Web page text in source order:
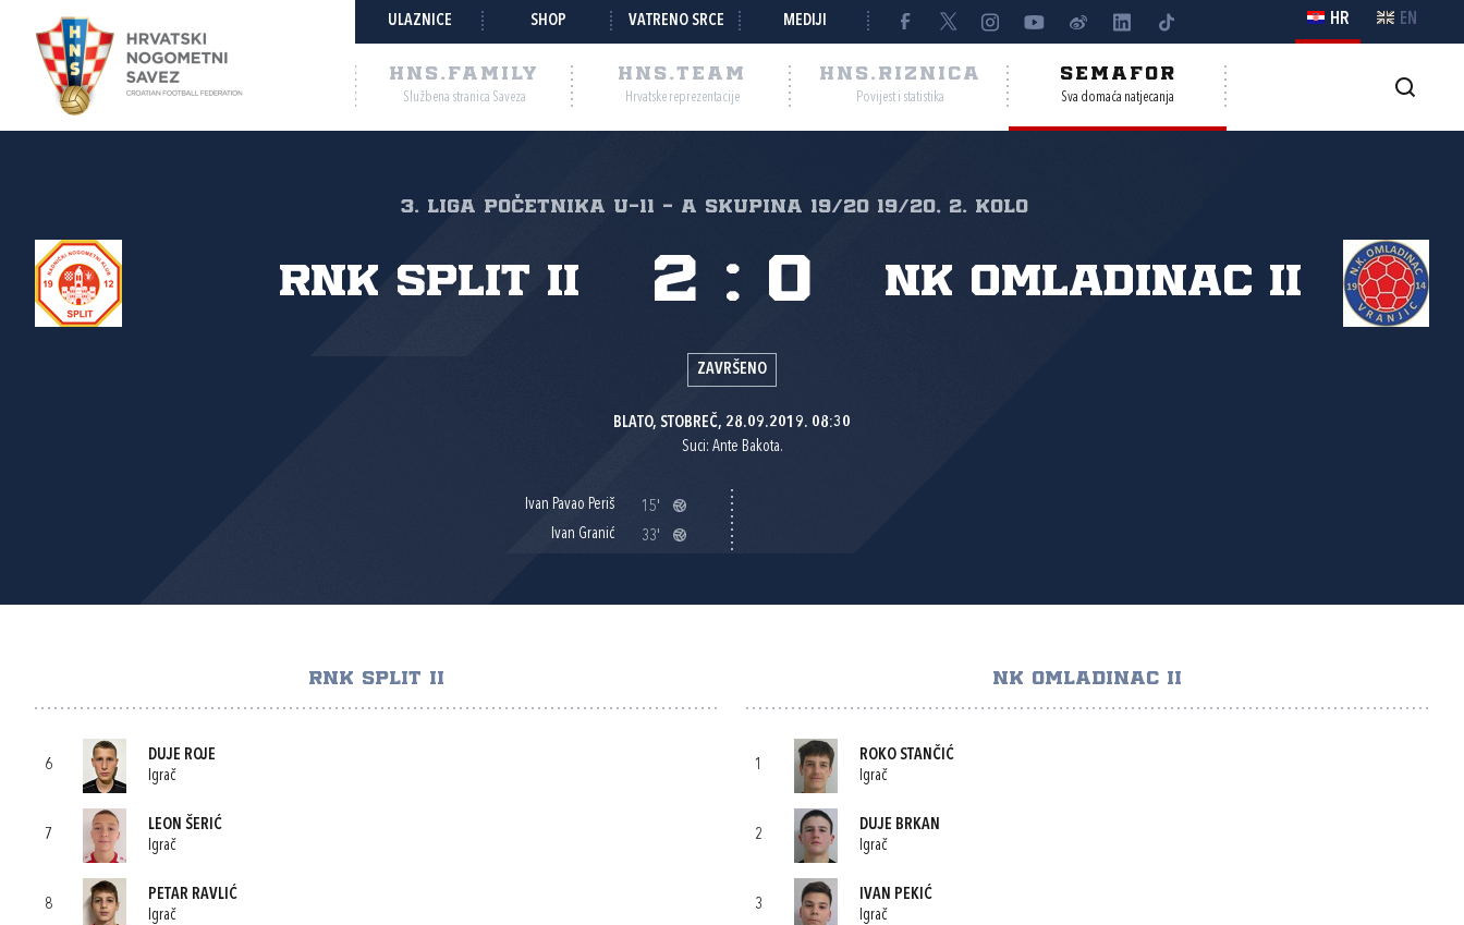
ULAZNICE SHOP VATRENO SRCE MEDIJI HR EN
HNS.FAMILY
Službena stranica Saveza
HNS.TEAM
Hrvatske reprezentacije
HNS.RIZNICA
Povijest i statistika
SEMAFOR
Sva domaća natjecanja
3. liga početnika U-11 - A skupina 19/20 19/20, 2. kolo
RNK Split II NK Omladinac II
2 : 0
ZAVRŠENO
BLATO, STOBREČ, 28.09.2019. 08:30
Suci: Ante Bakota.
Ivan Pavao Periš
15'
Ivan Granić
33'
RNK SPLIT II
6
DUJE ROJE
Igrač
7
LEON ŠERIĆ
Igrač
8
PETAR RAVLIĆ
Igrač
NK OMLADINAC II
1
ROKO STANČIĆ
Igrač
2
DUJE BRKAN
Igrač
3
IVAN PEKIĆ
Igrač